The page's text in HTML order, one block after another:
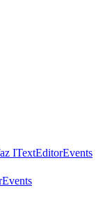
ITextEditorEvents